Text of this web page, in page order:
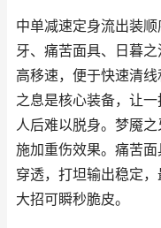
中单减速定身流出装
牙、痛苦面具、日暮
高移速，便于快速清
之息是核心装备，让
人后难以脱身。梦魇
施加重伤效果。痛苦
穿透，打坦输出稳定，
大招可瞬秒脆皮。